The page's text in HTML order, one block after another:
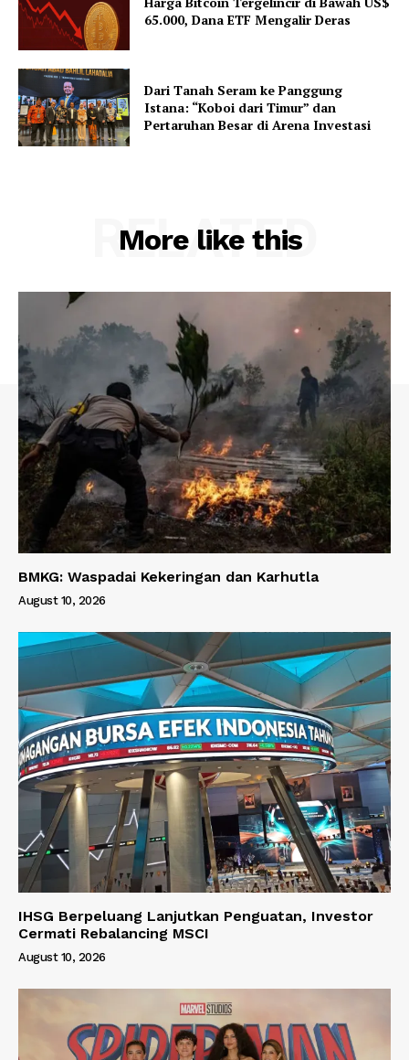
65.000, Dana ETF Mengalir Deras
Dari Tanah Seram ke Panggung
Istana: “Koboi dari Timur” dan
Pertaruhan Besar di Arena Investasi
More like this
RELATED
BMKG: Waspadai Kekeringan dan Karhutla
August 10, 2026
IHSG Berpeluang Lanjutkan Penguatan, Investor
Cermati Rebalancing MSCI
August 10, 2026